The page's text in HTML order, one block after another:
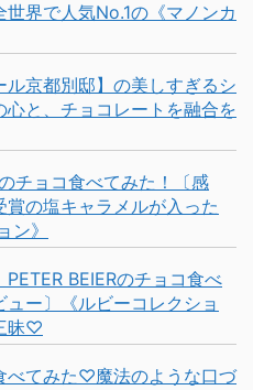
世界で人気No.1の《マノンカ
ル京都別邸】の美しすぎるシ
心と、チョコレートを融合を
チョコ食べてみた！〔感
の塩キャラメルが入った
ン》
PETER BEIERのチョコ食べ
ー〕《ルビーコレクショ
昧♡
べてみた♡魔法のような口づ